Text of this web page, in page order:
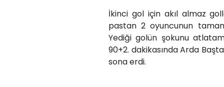
İkinci gol için akıl almaz
pastan 2 oyuncunun
Yediği golün şokunu
90+2. dakikasında Arda
sona erdi.